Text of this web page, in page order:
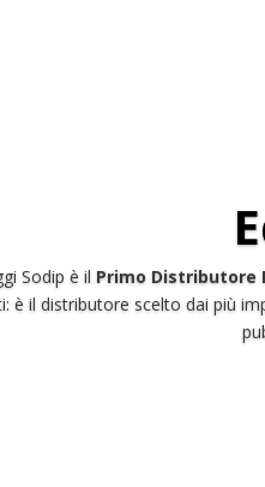
Sodip è il Primo Distributore
è il distributore scelto dai più
a Vogue, Sodip